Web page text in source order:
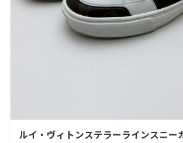
ルイ・ヴィトンステラーラインスニー